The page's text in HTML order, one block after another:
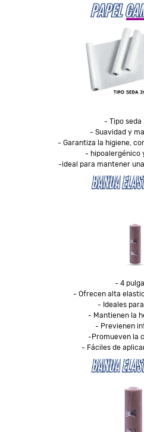
- Tipo seda
- Suavidad y
- Garantiza la higiene,
- hipoalergénico
-ideal para mantener
- 4
- Ofrecen alta
- Ideales
- Mantienen la
- Previenen
-Promueven la
- Fáciles de